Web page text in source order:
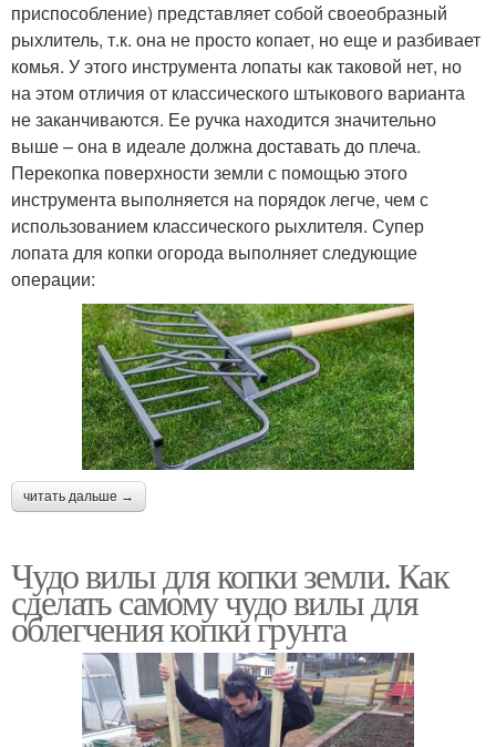
приспособление) представляет собой своеобразный
рыхлитель, т.к. она не просто копает, но еще и разбивает
комья. У этого инструмента лопаты как таковой нет, но
на этом отличия от классического штыкового варианта
не заканчиваются. Ее ручка находится значительно
выше – она в идеале должна доставать до плеча.
Перекопка поверхности земли с помощью этого
инструмента выполняется на порядок легче, чем с
использованием классического рыхлителя. Супер
лопата для копки огорода выполняет следующие
операции:
читать дальше →
Чудо вилы для копки земли. Как
сделать самому чудо вилы для
облегчения копки грунта